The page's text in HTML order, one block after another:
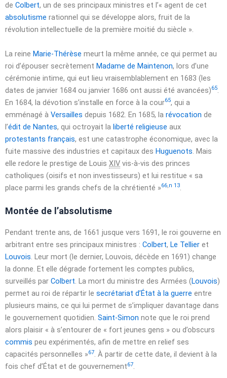
de Colbert, un de ses principaux ministres et l’« agent de cet
absolutisme rationnel qui se développe alors, fruit de la
révolution intellectuelle de la première moitié du siècle ».
La reine Marie-Thérèse meurt la même année, ce qui permet au
roi d’épouser secrètement Madame de Maintenon, lors d’une
cérémonie intime, qui eut lieu vraisemblablement en 1683 (les
dates de janvier 1684 ou janvier 1686 ont aussi été avancées)65.
En 1684, la dévotion s’installe en force à la cour65, qui a
emménagé à Versailles depuis 1682. En 1685, la révocation de
l’édit de Nantes, qui octroyait la liberté religieuse aux
protestants français, est une catastrophe économique, avec la
fuite massive des industries et capitaux des Huguenots. Mais
elle redore le prestige de Louis XIV vis-à-vis des princes
catholiques (oisifs et non investisseurs) et lui restitue « sa
place parmi les grands chefs de la chrétienté »66,n 13.
Montée de l’absolutisme
Pendant trente ans, de 1661 jusque vers 1691, le roi gouverne en
arbitrant entre ses principaux ministres : Colbert, Le Tellier et
Louvois. Leur mort (le dernier, Louvois, décède en 1691) change
la donne. Et elle dégrade fortement les comptes publics,
surveillés par Colbert. La mort du ministre des Armées (Louvois)
permet au roi de répartir le secrétariat d’État à la guerre entre
plusieurs mains, ce qui lui permet de s’impliquer davantage dans
le gouvernement quotidien. Saint-Simon note que le roi prend
alors plaisir « à s’entourer de « fort jeunes gens » ou d’obscurs
commis peu expérimentés, afin de mettre en relief ses
capacités personnelles »67. À partir de cette date, il devient à la
fois chef d’État et de gouvernement67.